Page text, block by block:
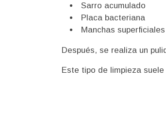
Sarro acumulado
Placa bacteriana
Manchas superficiales
Después, se realiza un
Este tipo de limpieza